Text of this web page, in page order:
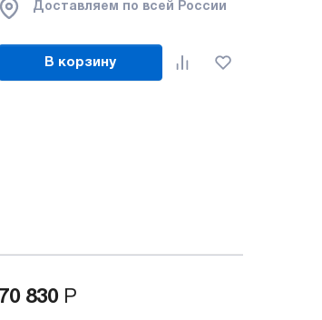
Доставляем по всей России
В корзину
70 830 Р